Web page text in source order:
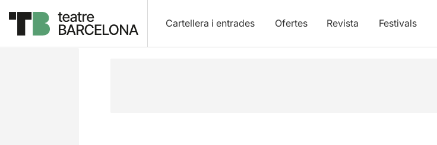
Cartellera i entrades Ofertes Revista Festivals